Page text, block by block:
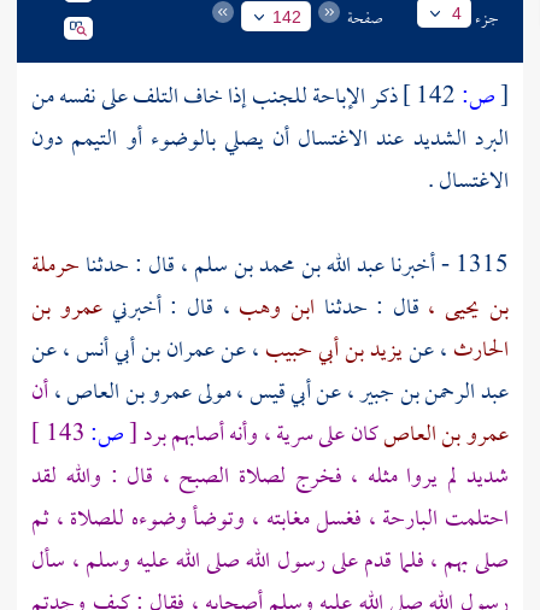
جزء 4 صفحة 142
[ص:
ذكر الإباحة للجنب إذا خاف التلف على نفسه من
البرد الشديد عند الاغتسال أن يصلي بالوضوء أو التيمم دون
الاغتسال .
1315 - أخبرنا
عبد الله بن محمد بن سلم ،قال : حدثناحرملة
بن يحيى ، قال : حدثنا ابن وهب ، قال : أخبرنيعمرو بن
الحارث، عنيزيد بن أبي حبيب، عنعمران بن أبي أنس ،عن
عبد الرحمن بن جبير، عنأبي قيس ، مولى عمرو بن العاص،أن
عمرو بن العاصكان على سرية ، وأنه أصابهم برد[ص:
شديد لم يروا مثله ، فخرج لصلاة الصبح ، قال : والله لقد
احتلمت البارحة ، فغسل مغابته ، وتوضأ وضوءه للصلاة ، ثم
صلى بهم ، فلما قدم على رسول الله صلى الله عليه وسلم ، سأل